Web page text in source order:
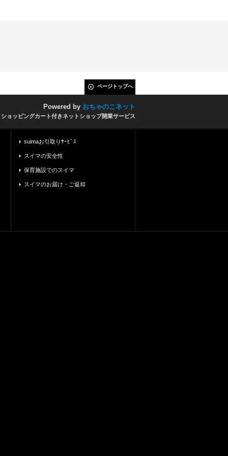
ページトップへ
Powered by おちゃのこネット
ョッピングカート付きネットショップ開業サービス
suimaお引取りｻｰﾋﾞｽ
スイマの安全性
保育施設でのスイマ
スイマのお届け・ご返却